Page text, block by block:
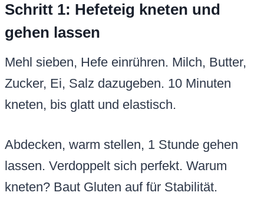
Schritt 1: Hefeteig kneten und
gehen lassen
Mehl sieben, Hefe einrühren. Milch, Butter,
Zucker, Ei, Salz dazugeben. 10 Minuten
kneten, bis glatt und elastisch.
Abdecken, warm stellen, 1 Stunde gehen
lassen. Verdoppelt sich perfekt. Warum
kneten? Baut Gluten auf für Stabilität.